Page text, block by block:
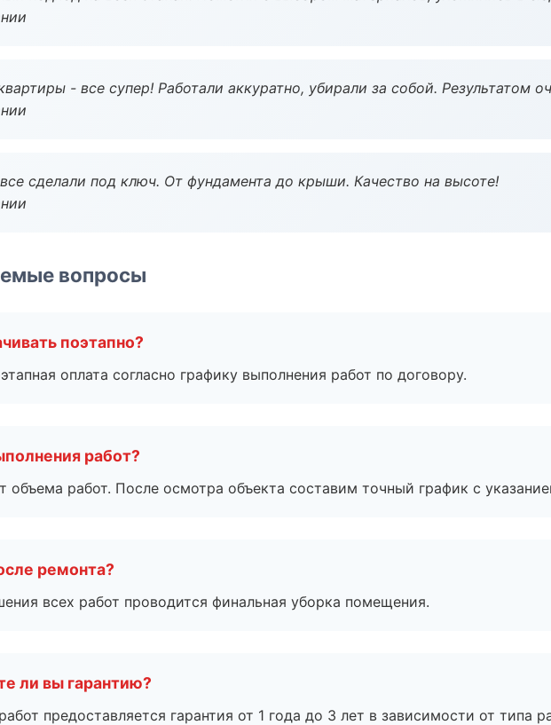
- все супер! Работали аккуратно, убирали за собой. Результатом
сделали под ключ. От фундамента до крыши. Качество на высоте!
вопросы
поэтапно?
оплата согласно графику выполнения работ по договору.
работ?
объема работ. После осмотра объекта составим точный график с
ремонта?
всех работ проводится финальная уборка помещения.
ли вы гарантию?
предоставляется гарантия от 1 года до 3 лет в зависимости от типа